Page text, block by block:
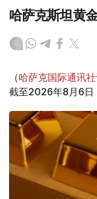
哈萨克斯坦黄
（哈萨克国际通讯
截至2026年8月6日